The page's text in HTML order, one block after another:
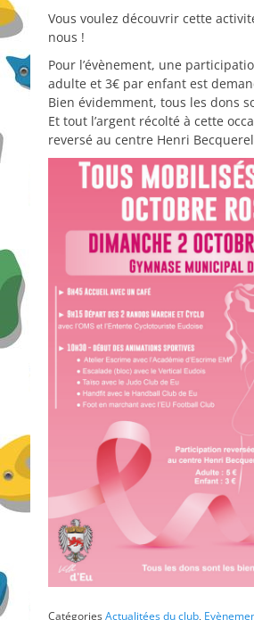
Vous voulez découvrir cette
nous !
Pour l’évènement, une
adulte et 3€ par enfant est
Bien évidemment, tous les dons
Et tout l’argent récolté à cette
reversé au centre Henri
CatégoriesActualitées du club,